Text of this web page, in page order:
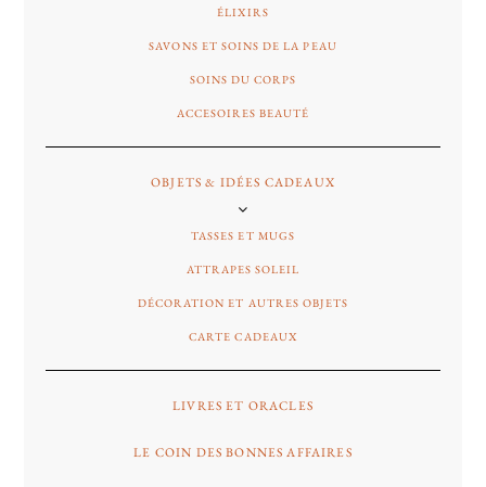
ÉLIXIRS
SAVONS ET SOINS DE LA PEAU
SOINS DU CORPS
ACCESOIRES BEAUTÉ
OBJETS & IDÉES CADEAUX
TASSES ET MUGS
ATTRAPES SOLEIL
DÉCORATION ET AUTRES OBJETS
CARTE CADEAUX
LIVRES ET ORACLES
LE COIN DES BONNES AFFAIRES